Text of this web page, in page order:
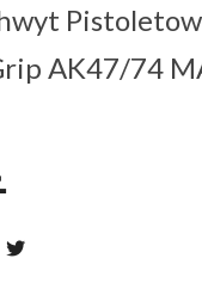
AK47/74